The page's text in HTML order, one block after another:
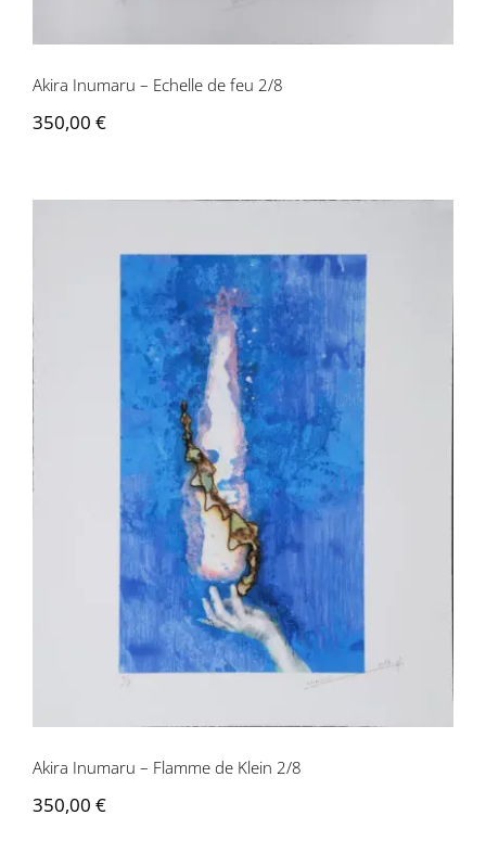
Akira Inumaru – Echelle de feu 2/8
350,00 €
Akira Inumaru – Flamme de Klein 2/8
Akira Inumaru – Flamme de Klein 2/8
350,00 €